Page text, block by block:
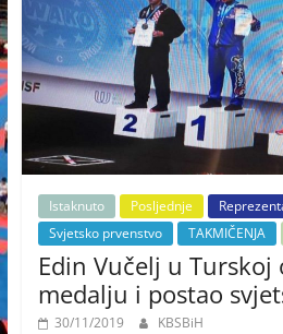
Istaknuto Posljednje
Svjetsko prvenstvo
TAKMIČENJA
Edin Vučelj u Turskoj
medalju i postao
30/11/2019 KBSBiH